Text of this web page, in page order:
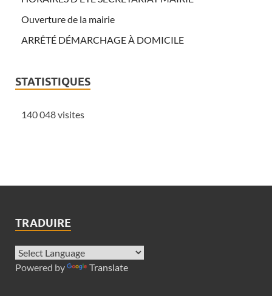
Ouverture de la mairie
ARRÊTÉ DÉMARCHAGE À DOMICILE
STATISTIQUES
140 048 visites
TRADUIRE
Powered by Translate